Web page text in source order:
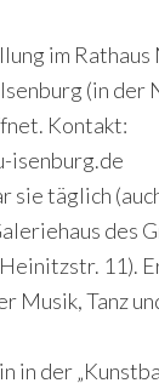
im
(in der
Kontakt:
isenburg.de
sie täglich
des
11).
Musik, Tanz
in der